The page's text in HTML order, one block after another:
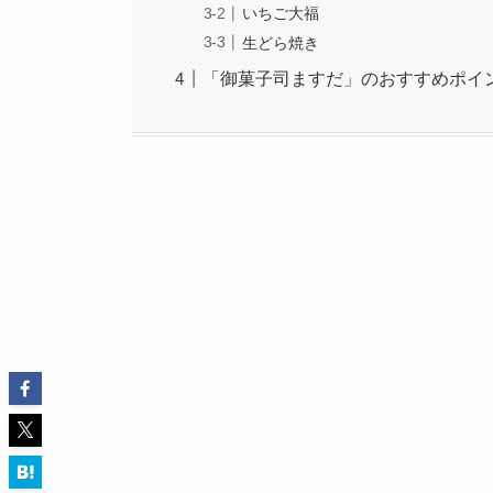
いちご大福
生どら焼き
「御菓子司ますだ」のおすすめポイ